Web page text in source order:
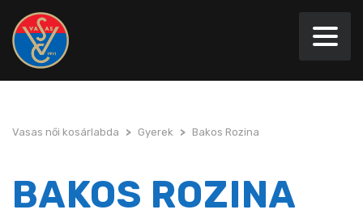
Vasas női kosárlabda > Gyerek > Bakos Rozina
BAKOS ROZINA